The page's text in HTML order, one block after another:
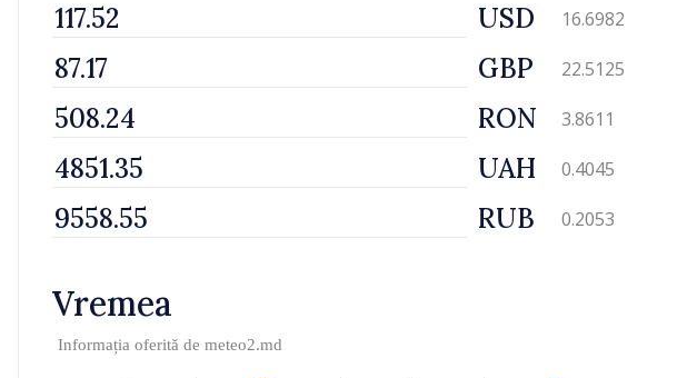
USD 16.6982
GBP 22.5125
RON 3.8611
UAH 0.4045
RUB 0.2053
Vremea
Informația oferită de meteo2.md